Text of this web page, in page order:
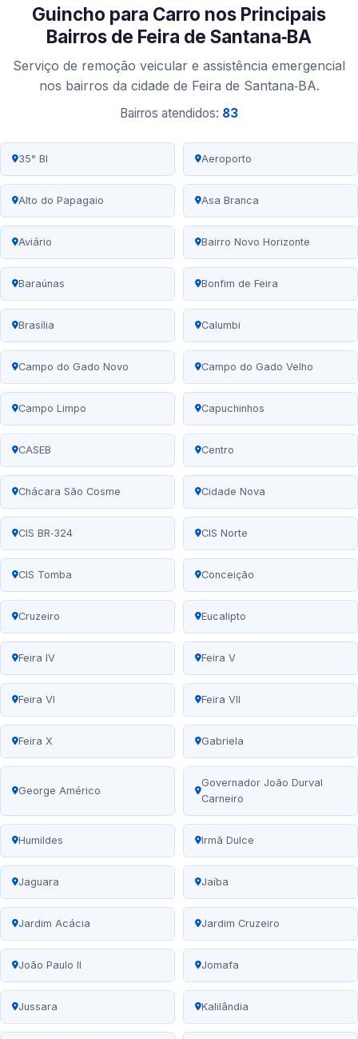
Guincho para Carro nos Principais
Bairros de Feira de Santana‑BA
Serviço de remoção veicular e assistência emergencial
nos bairros da cidade de Feira de Santana‑BA.
Bairros atendidos: 83
35° BI Aeroporto
Alto do Papagaio Asa Branca
Aviário Bairro Novo Horizonte
Baraúnas Bonfim de Feira
Brasília Calumbi
Campo do Gado Novo Campo do Gado Velho
Campo Limpo Capuchinhos
CASEB Centro
Chácara São Cosme Cidade Nova
CIS BR‑324 CIS Norte
CIS Tomba Conceição
Cruzeiro Eucalipto
Feira IV Feira V
Feira VI Feira VII
Feira X Gabriela
George Américo
Governador João Durval
Carneiro
Humildes Irmã Dulce
Jaguara Jaíba
Jardim Acácia Jardim Cruzeiro
João Paulo II Jomafa
Jussara Kalilândia